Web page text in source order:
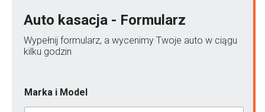
Auto kasacja - Formularz
Wypełnij formularz, a wycenimy Twoje auto w ciągu
kilku godzin
M
a
Marka i Model